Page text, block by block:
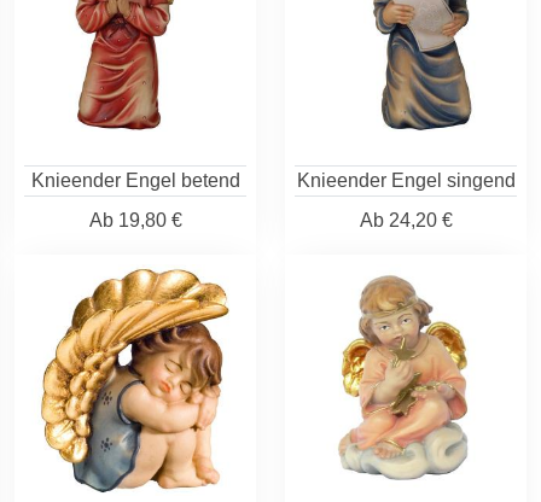
Knieender Engel betend
Ab19,80 €
Knieender Engel singend
Ab24,20 €